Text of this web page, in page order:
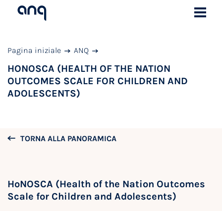
Pagina iniziale ANQ
HONOSCA (HEALTH OF THE NATION
OUTCOMES SCALE FOR CHILDREN AND
ADOLESCENTS)
TORNA ALLA PANORAMICA
HoNOSCA (Health of the Nation Outcomes
Scale for Children and Adolescents)